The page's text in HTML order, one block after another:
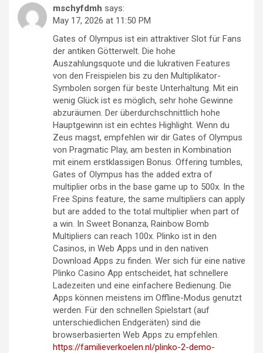
mschyfdmh says:
May 17, 2026 at 11:50 PM
Gates of Olympus ist ein attraktiver Slot für Fans
der antiken Götterwelt. Die hohe
Auszahlungsquote und die lukrativen Features
von den Freispielen bis zu den Multiplikator-
Symbolen sorgen für beste Unterhaltung. Mit ein
wenig Glück ist es möglich, sehr hohe Gewinne
abzuräumen. Der überdurchschnittlich hohe
Hauptgewinn ist ein echtes Highlight. Wenn du
Zeus magst, empfehlen wir dir Gates of Olympus
von Pragmatic Play, am besten in Kombination
mit einem erstklassigen Bonus. Offering tumbles,
Gates of Olympus has the added extra of
multiplier orbs in the base game up to 500x. In the
Free Spins feature, the same multipliers can apply
but are added to the total multiplier when part of
a win. In Sweet Bonanza, Rainbow Bomb
Multipliers can reach 100x. Plinko ist in den
Casinos, in Web Apps und in den nativen
Download Apps zu finden. Wer sich für eine native
Plinko Casino App entscheidet, hat schnellere
Ladezeiten und eine einfachere Bedienung. Die
Apps können meistens im Offline-Modus genutzt
werden. Für den schnellen Spielstart (auf
unterschiedlichen Endgeräten) sind die
browserbasierten Web Apps zu empfehlen.
https://familieverkoelen.nl/plinko-2-demo-